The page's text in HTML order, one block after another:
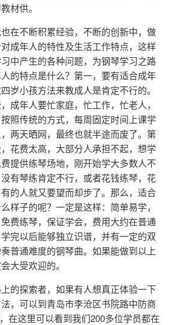
材供。
在不断积累经验，不断的创新中，做
成年人的特性及生活工作特点，这样
中产生的各种问题，为钢琴学习之路
的特点是什么？第一，要有适合成年
岁小孩方法来教成人是肯定不行的。
成年人要忙家庭，忙工作，忙老人，
照传统的方式，每周固定时间上课学
两天晒网，最终也就半途而废了。第
花费太高，大部分人承担不起，想学
提供练琴场地，刚开始学大多数人不
有琴练肯定不行，或者花钱练琴，花
的人就又要望而却步了。那么，适合
样子的呢？一定是这样：简单易学，
费练琴，保证学会，费用大约在普通
完以后能够独立识谱，并有一定的双
普通难度的钢琴曲。如果能做到以上
大受欢迎的。
的探索者，如果有人想真正体验一下
，可以到青岛市李沧区书院路中防商
在这里可以看到我们200多位学员都在